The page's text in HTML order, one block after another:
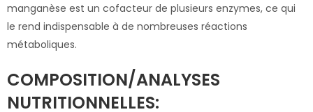
manganèse est un cofacteur de plusieurs enzymes, ce qui
le rend indispensable à de nombreuses réactions
métaboliques.
COMPOSITION/ANALYSES
NUTRITIONNELLES: